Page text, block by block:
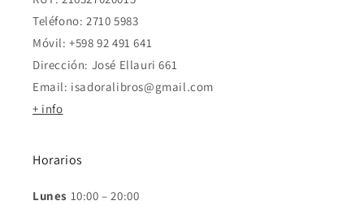
Teléfono: 2710 5983
Móvil: +598 92 491 641
Dirección: José Ellauri 661
Email: isadoralibros@gmail.com
+ info
Horarios
Lunes 10:00 – 20:00